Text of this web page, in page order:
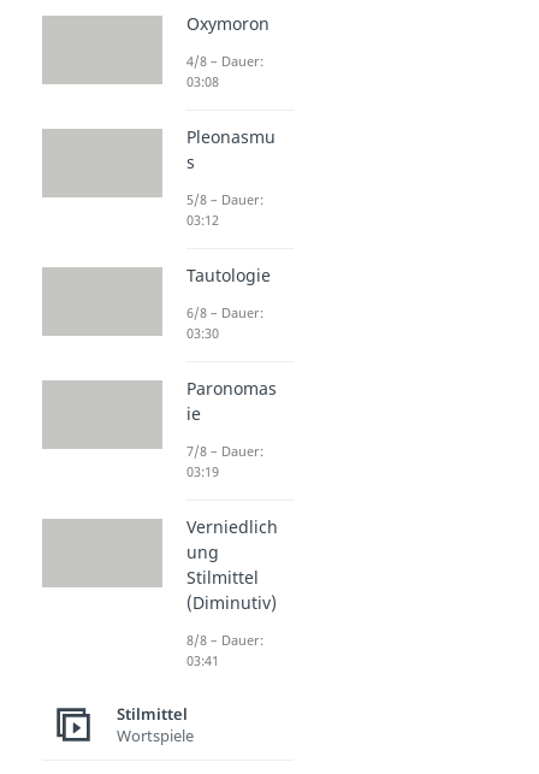
Oxymoron
4/8 – Dauer:
03:08
Pleonasmu
s
5/8 – Dauer:
03:12
Tautologie
6/8 – Dauer:
03:30
Paronomas
ie
7/8 – Dauer:
03:19
Verniedlich
ung
Stilmittel
(Diminutiv)
8/8 – Dauer:
03:41
Stilmittel
Wortspiele